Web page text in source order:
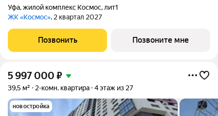
Уфа,жилой комплекс Космос, лит1
ЖК «Космос», 2 квартал 2027
Позвонить Позвоните мне
5 997 000 ₽
39,5 м² 2-комн. квартира 4 этаж из 27
новостройка